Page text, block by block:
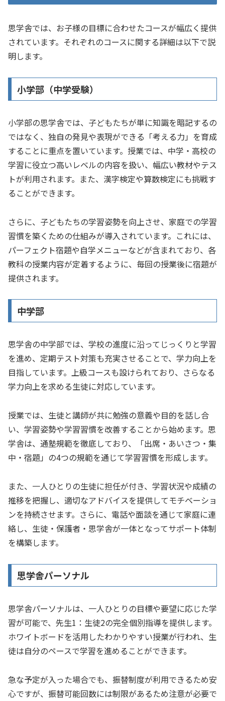
思学舎では、お子様の目標に合わせたコースが幅広く提供
されています。それぞれのコースに関する詳細は以下で説
明します。
小学部（中学受験）
小学部の思学舎では、子どもたちが単に知識を暗記するの
ではなく、独自の発見や表現ができる「考える力」を育成
することに重点を置いています。授業では、中学・高校の
学習に役立つ高いレベルの内容を扱い、幅広い教材やテス
トが利用されます。また、漢字検定や算数検定にも挑戦す
ることができます。
さらに、子どもたちの学習姿勢を向上させ、家庭での学習
習慣を築くための仕組みが導入されています。これには、
パーフェクト宿題や自学メニューなどが含まれており、各
教科の授業内容が定着するように、毎回の授業後に宿題が
提供されます。
中学部
思学舎の中学部では、学校の進度に沿ってじっくりと学習
を進め、定期テスト対策も充実させることで、学力向上を
目指しています。上級コースも設けられており、さらなる
学力向上を求める生徒に対応しています。
授業では、生徒と講師が共に勉強の意義や目的を話し合
い、学習姿勢や学習習慣を改善することから始めます。思
学舎は、通塾規範を徹底しており、「出席・あいさつ・集
中・宿題」の4つの規範を通じて学習習慣を形成します。
また、一人ひとりの生徒に担任が付き、学習状況や成績の
推移を把握し、適切なアドバイスを提供してモチベーショ
ンを持続させます。さらに、電話や面談を通じて家庭に連
絡し、生徒・保護者・思学舎が一体となってサポート体制
を構築します。
思学舎パーソナル
思学舎パーソナルは、一人ひとりの目標や要望に応じた学
習が可能で、先生1：生徒2の完全個別指導を提供します。
ホワイトボードを活用したわかりやすい授業が行われ、生
徒は自分のペースで学習を進めることができます。
急な予定が入った場合でも、振替制度が利用できるため安
心ですが、振替可能回数には制限があるため注意が必要で